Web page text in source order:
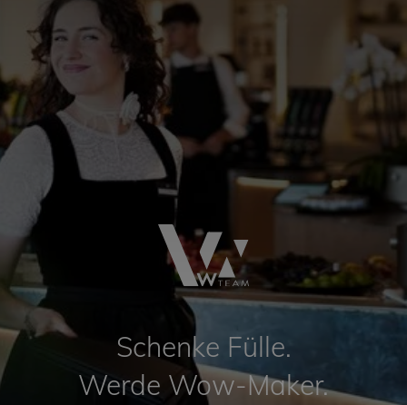
Schenke Fülle.
Werde Wow-Maker.